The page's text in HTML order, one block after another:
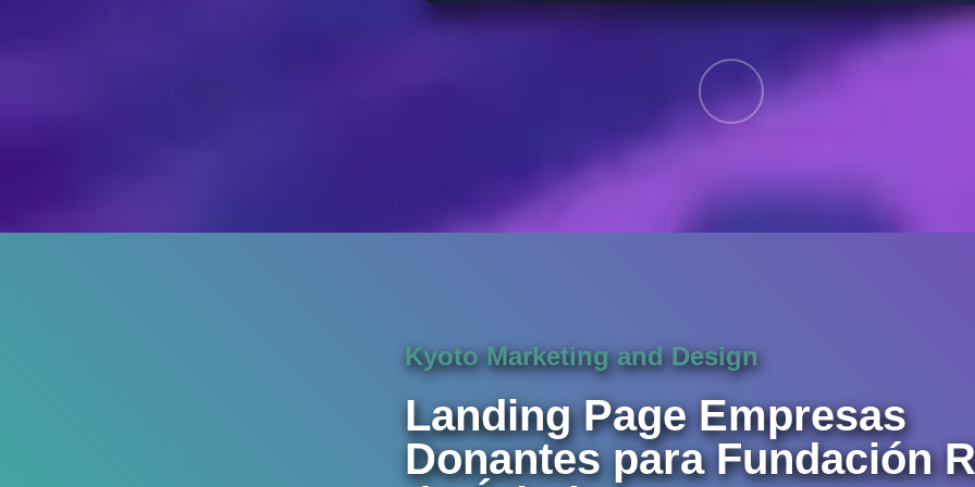
Kyoto Marketing and Design
Landing Page Empresas
Donantes para Fundación